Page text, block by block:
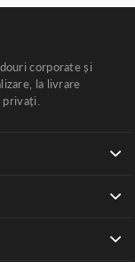
corporate și
la livrare
privați.